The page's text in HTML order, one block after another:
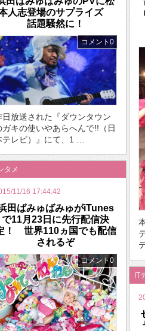
人志登場のサプライズ
話題騒然に！
コメント0
日放送された『ダウンタウン
ガキの使いやあらへんで!!（日
テレビ）』にて、1 …
タメ
11/16 17:44:42
田ばみゅばみゅがiTunes
で11月23日に先行配信決
！ 世界110ヵ国でも配信
されるぞ
コメント0
IT